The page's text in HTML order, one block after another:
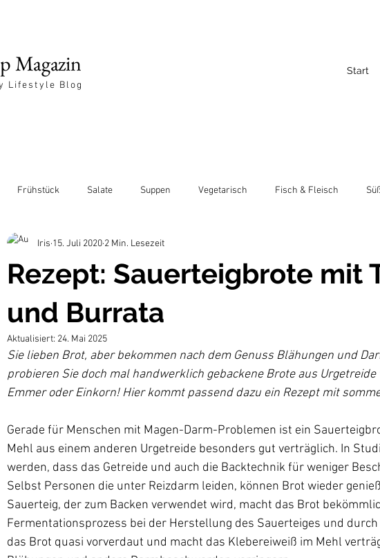
Magazin
Lifestyle Blog
Start
Frühstück Salate Suppen Vegetarisch Fisch & Fleisch
Rezept: Sauerteigbrote mit
und Burrata
Iris 15. Juli 2020 2 Min. Lesezeit
Aktualisiert: 24. Mai 2025
Sie lieben Brot, aber bekommen nach dem Genuss Blähungen und
probieren Sie doch mal handwerklich gebackene Brote aus Urgetreide
Emmer oder Einkorn! Hier kommt passend dazu ein Rezept mit
Gerade für Menschen mit Magen-Darm-Problemen ist ein
Mehl aus einem anderen Urgetreide besonders gut verträglich. In
werden, dass das Getreide und auch die Backtechnik für weniger
Selbst Personen die unter Reizdarm leiden, können Brot wieder
Sauerteig, der zum Backen verwendet wird, macht das Brot
Fermentationsprozess bei der Herstellung des Sauerteiges und durch
das Brot quasi vorverdaut und macht das Klebereiweiß im Mehl